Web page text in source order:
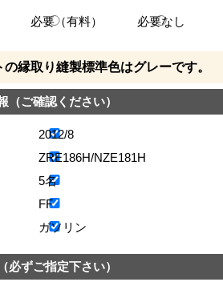
必要（有料） 必要なし
縁取り縫製標準色はグレーです。
（ご確認ください）
2012/8
ZRE186H/NZE181H
5名
FF
ガソリン
（必ずご指定下さい）